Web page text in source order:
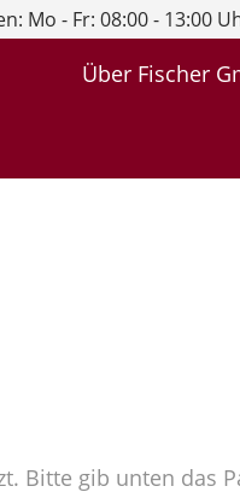
Mo - Fr: 08:00 - 13:00
Über Fischer
Bitte gib unten das